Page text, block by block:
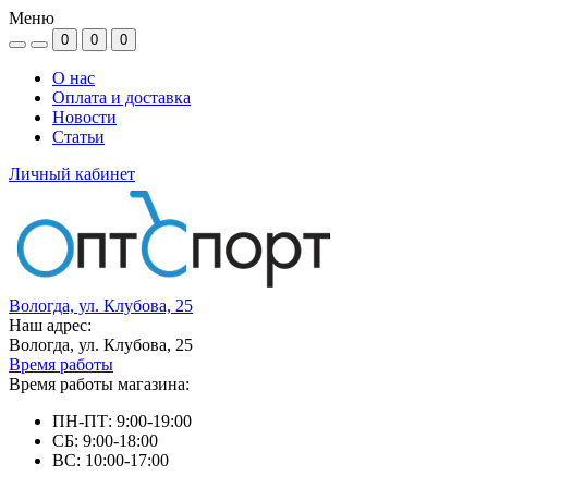
Меню
0 0 0
О нас
Оплата и доставка
Новости
Статьи
Личный кабинет
Вологда, ул. Клубова, 25
Наш адрес:
Вологда, ул. Клубова, 25
Время работы
Время работы магазина:
ПН-ПТ: 9:00-19:00
СБ: 9:00-18:00
ВС: 10:00-17:00